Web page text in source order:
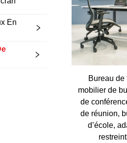
En
Bureau de
mobilier de
de
de réunion,
d’école,